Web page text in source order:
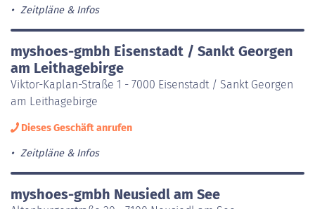
Zeitpläne & Infos
myshoes-gmbh Eisenstadt / Sankt Georgen
am Leithagebirge
Viktor-Kaplan-Straße 1 - 7000 Eisenstadt / Sankt Georgen
am Leithagebirge
Dieses Geschäft anrufen
Zeitpläne & Infos
myshoes-gmbh Neusiedl am See